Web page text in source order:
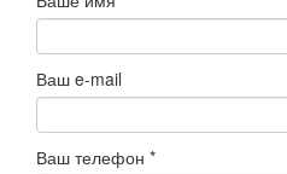
Ваш e-mail
Ваш телефон *